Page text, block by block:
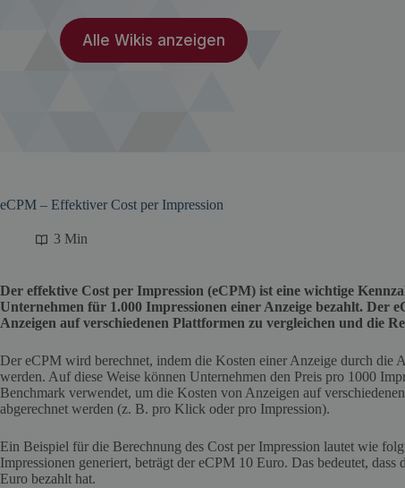
Alle Wikis anzeigen
eCPM – Effektiver Cost per Impression
3 Min
Der effektive Cost per Impression (eCPM) ist eine wichtige
Unternehmen für 1.000 Impressionen einer Anzeige bezahlt. Der
Anzeigen auf verschiedenen Plattformen zu vergleichen und die
Der eCPM wird berechnet, indem die Kosten einer Anzeige durch die
werden. Auf diese Weise können Unternehmen den Preis pro 1000
Benchmark verwendet, um die Kosten von Anzeigen auf
abgerechnet werden (z. B. pro Klick oder pro Impression).
Ein Beispiel für die Berechnung des Cost per Impression lautet wie
Impressionen generiert, beträgt der eCPM 10 Euro. Das bedeutet,
Euro bezahlt hat.